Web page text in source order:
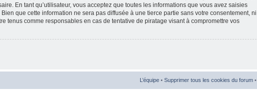
En tant qu’utilisateur, vous acceptez que toutes les informations que vous avez saisies
que cette information ne sera pas diffusée à une tierce partie sans votre consentement, ni
tenus comme responsables en cas de tentative de piratage visant à compromettre vos
L’équipe • Supprimer tous les cookies du forum •